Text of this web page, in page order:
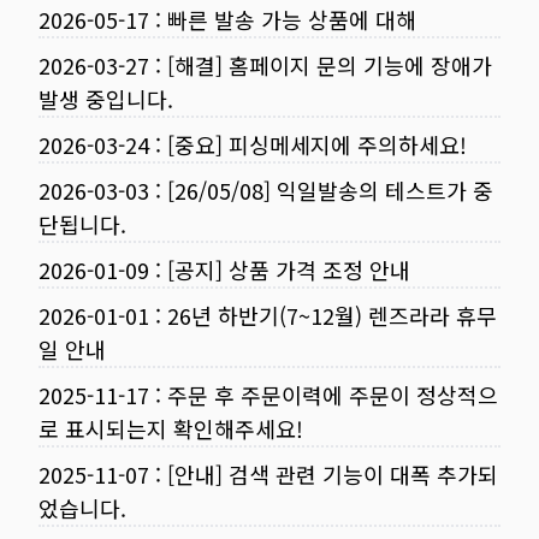
2026-05-17 : 빠른 발송 가능 상품에 대해
2026-03-27 : [해결] 홈페이지 문의 기능에 장애가
발생 중입니다.
2026-03-24: [중요] 피싱메세지에 주의하세요!
2026-03-03 : [26/05/08] 익일발송의 테스트가 중
단됩니다.
2026-01-09 : [공지] 상품 가격 조정 안내
2026-01-01 : 26년 하반기(7~12월) 렌즈라라 휴무
일 안내
2025-11-17 : 주문 후 주문이력에 주문이 정상적으
로 표시되는지 확인해주세요!
2025-11-07 : [안내] 검색 관련 기능이 대폭 추가되
었습니다.